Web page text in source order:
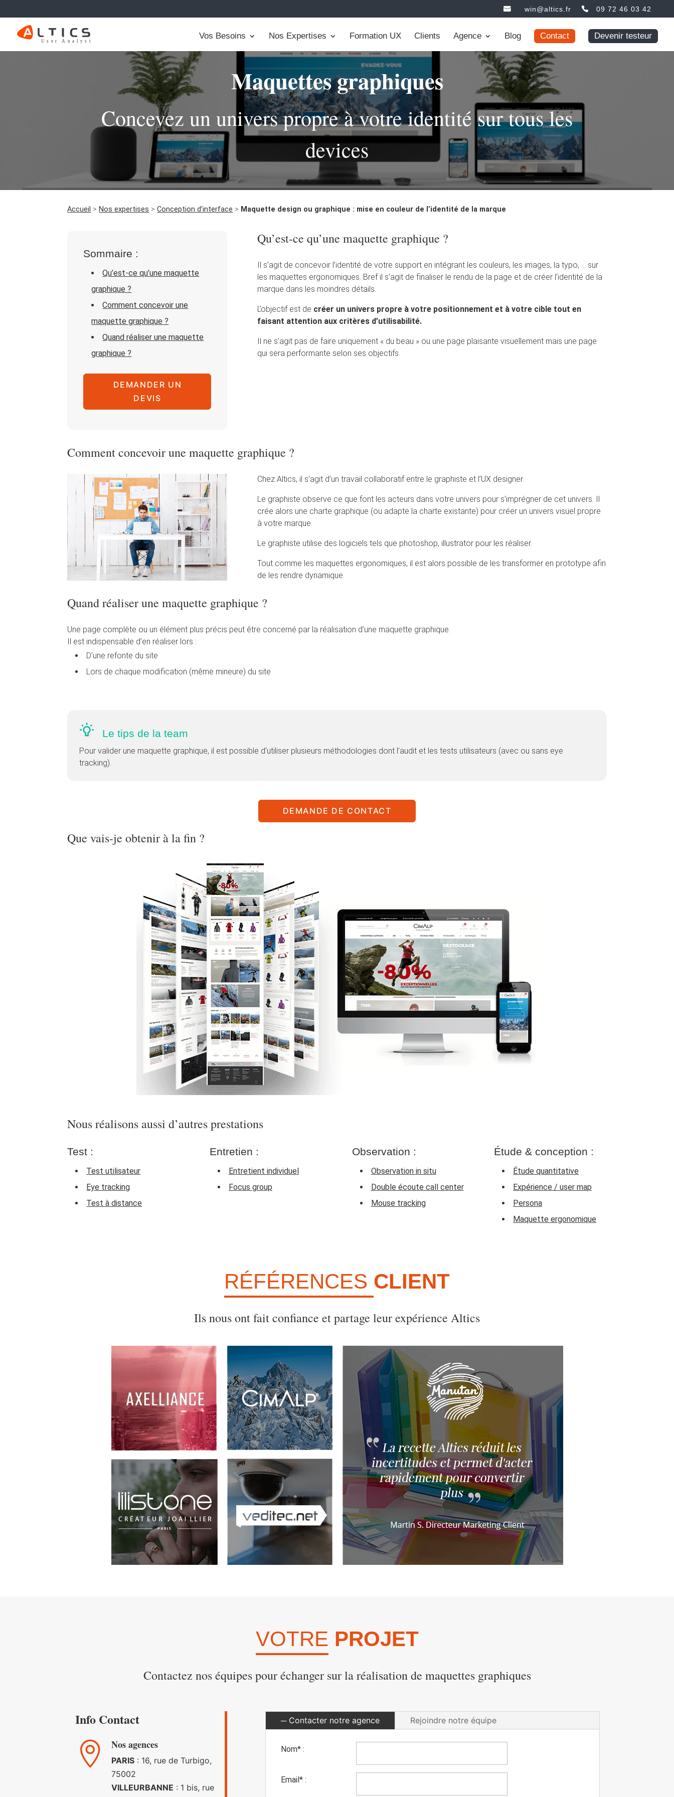
win@altics.fr 09 72 46 03 42
Vos Besoins Nos Expertises Formation UX Clients Agence Blog Contact Devenir testeur
Maquettes graphiques
Concevez un univers propre à votre identité sur tous les
devices
Accueil > Nos expertises >Conception d’interface > Maquette design ou graphique : mise en couleur de l’identité de la marque
Sommaire :
Qu’est-ce qu’une maquette
graphique ?
Comment concevoir une
maquette graphique ?
Quand réaliser une maquette
graphique ?
DEMANDER UN
DEVIS
Qu’est-ce qu’une maquette graphique ?
Il s’agit de concevoir l’identité de votre support en intégrant les couleurs, les images, la typo, … sur
les maquettes ergonomiques. Bref il s’agit de finaliser le rendu de la page et de créer l’identité de la
marque dans les moindres détails.
L’objectif est de créer un univers propre à votre positionnement et à votre cible tout en
faisant attention aux critères d’utilisabilité.
Il ne s’agit pas de faire uniquement « du beau » ou une page plaisante visuellement mais une page
qui sera performante selon ses objectifs.
Comment concevoir une maquette graphique ?
Chez Altics, il s’agit d’un travail collaboratif entre le graphiste et l’UX designer.
Le graphiste observe ce que font les acteurs dans votre univers pour s’imprégner de cet univers. Il
crée alors une charte graphique (ou adapte la charte existante) pour créer un univers visuel propre
à votre marque.
Le graphiste utilise des logiciels tels que photoshop, illustrator pour les réaliser.
Tout comme les maquettes ergonomiques, il est alors possible de les transformer en prototype afin
de les rendre dynamique.
Quand réaliser une maquette graphique ?
Une page complète ou un élément plus précis peut être concerné par la réalisation d’une maquette graphique.
Il est indispensable d’en réaliser lors :
D’une refonte du site
Lors de chaque modification (même mineure) du site
Le tips de la team
Pour valider une maquette graphique, il est possible d’utiliser plusieurs méthodologies dont l’audit et les tests utilisateurs (avec ou sans eye
tracking).
DEMANDE DE CONTACT
Que vais-je obtenir à la fin ?
Nous réalisons aussi d’autres prestations
Test :
Test utilisateur
Eye tracking
Test à distance
Entretien :
Entretient individuel
Focus group
Observation :
Observation in situ
Double écoute call center
Mouse tracking
Étude & conception :
Étude quantitative
Expérience / user map
Persona
Maquette ergonomique
RÉFÉRENCES CLIENT
Ils nous ont fait confiance et partage leur expérience Altics
VOTRE PROJET
Contactez nos équipes pour échanger sur la réalisation de maquettes graphiques
Info Contact
 Nos agences
PARIS: 16, rue de Turbigo,
75002
VILLEURBANNE : 1 bis, rue
Contacter notre agence Rejoindre notre équipe
Nom* :
Email* :